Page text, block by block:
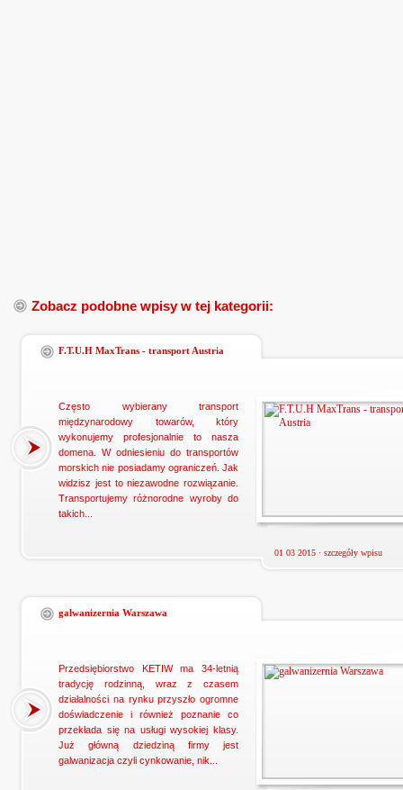
Zobacz podobne wpisy w tej kategorii:
F.T.U.H MaxTrans - transport Austria
Często wybierany transport
międzynarodowy towarów, który
wykonujemy profesjonalnie to nasza
domena. W odniesieniu do transportów
morskich nie posiadamy ograniczeń. Jak
widzisz jest to niezawodne rozwiązanie.
Transportujemy różnorodne wyroby do
takich...
01 03 2015 · szczegóły wpisu
galwanizernia Warszawa
Przedsiębiorstwo KETIW ma 34-letnią
tradycję rodzinną, wraz z czasem
działalności na rynku przyszło ogromne
doświadczenie i również poznanie co
przekłada się na usługi wysokiej klasy.
Już główną dziedziną firmy jest
galwanizacja czyli cynkowanie, nik...